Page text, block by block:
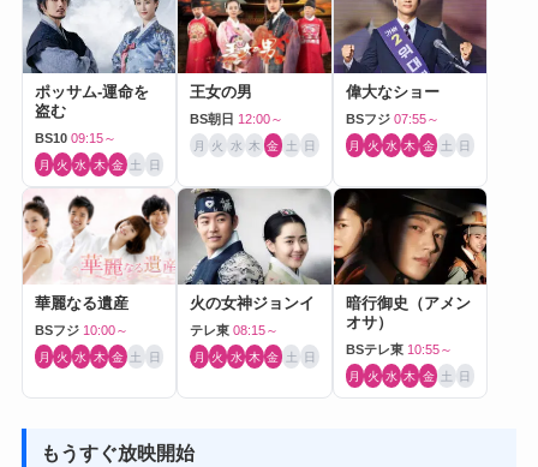
ポッサム-運命を
盗む
BS10 09:15～
月 火 水 木 金 土 日
王女の男
BS朝日 12:00～
月 火 水 木 金 土 日
偉大なショー
BSフジ 07:55～
月 火 水 木 金 土 日
華麗なる遺産
BSフジ 10:00～
月 火 水 木 金 土 日
火の女神ジョンイ
テレ東 08:15～
月 火 水 木 金 土 日
暗行御史（アメン
オサ）
BSテレ東 10:55～
月 火 水 木 金 土 日
もうすぐ放映開始